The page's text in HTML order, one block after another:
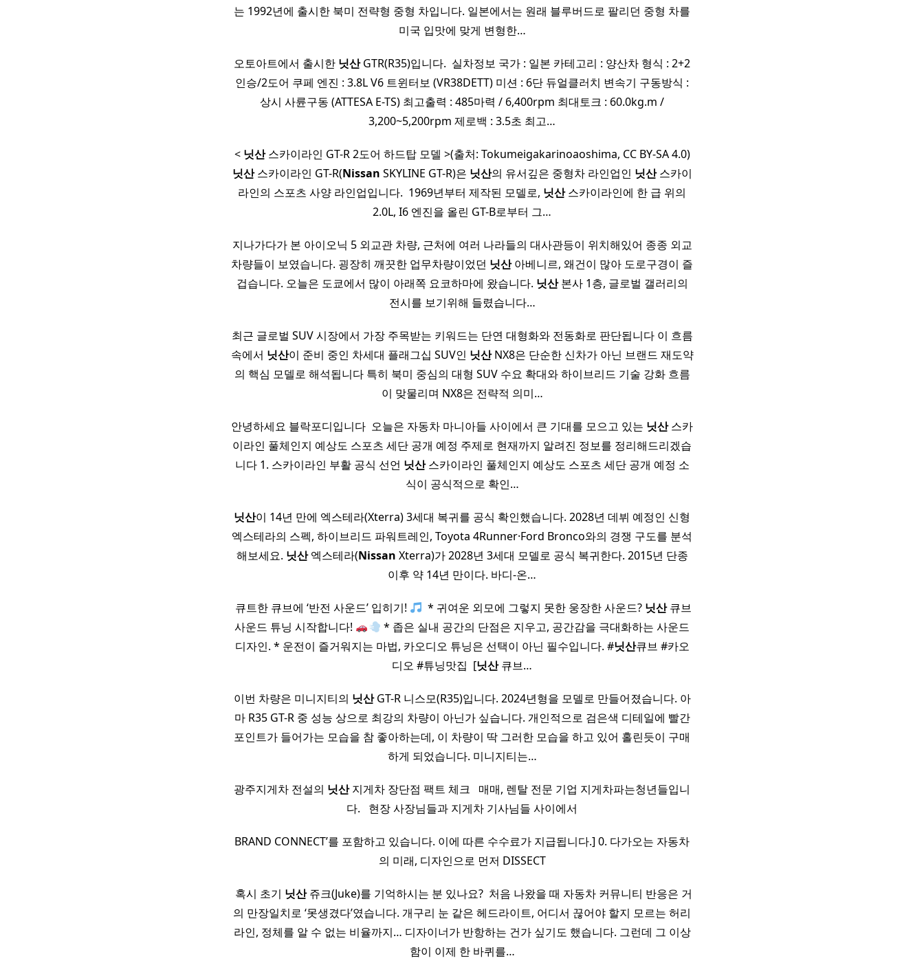
는 1992년에 출시한 북미 전략형 중형 차입니다. 일본에서는 원래 블루버드로 팔리던 중형 차를
미국 입맛에 맞게 변형한…
오토아트에서 출시한 닛산GTR(R35)입니다. ​ 실차정보 국가 : 일본 카테고리 : 양산차 형식 : 2+2
인승/2도어 쿠페 엔진 : 3.8L V6 트윈터보 (VR38DETT) 미션 : 6단 듀얼클러치 변속기 구동방식 :
상시 사륜구동 (ATTESA E-TS) 최고출력 : 485마력 / 6,400rpm 최대토크 : 60.0kg.m /
3,200~5,200rpm 제로백 : 3.5초 최고…
< 닛산스카이라인 GT-R 2도어 하드탑 모델 >(출처: Tokumeigakarinoaoshima, CC BY-SA 4.0)
닛산스카이라인 GT-R(Nissan SKYLINE GT-R)은 닛산의 유서깊은 중형차 라인업인 닛산스카이
라인의 스포츠 사양 라인업입니다. ​ 1969년부터 제작된 모델로, 닛산스카이라인에 한 급 위의
2.0L, I6 엔진을 올린 GT-B로부터 그…
지나가다가 본 아이오닉 5 외교관 차량, 근처에 여러 나라들의 대사관등이 위치해있어 종종 외교
차량들이 보였습니다. 굉장히 깨끗한 업무차량이었던 닛산아베니르, 왜건이 많아 도로구경이 즐
겁습니다. 오늘은 도쿄에서 많이 아래쪽 요코하마에 왔습니다. 닛산본사 1층, 글로벌 갤러리의
전시를 보기위해 들렸습니다…
최근 글로벌 SUV 시장에서 가장 주목받는 키워드는 단연 대형화와 전동화로 판단됩니다 이 흐름
속에서 닛산이 준비 중인 차세대 플래그십 SUV인 닛산NX8은 단순한 신차가 아닌 브랜드 재도약
의 핵심 모델로 해석됩니다 특히 북미 중심의 대형 SUV 수요 확대와 하이브리드 기술 강화 흐름
이 맞물리며 NX8은 전략적 의미…
안녕하세요 블락포디입니다 ​ 오늘은 자동차 마니아들 사이에서 큰 기대를 모으고 있는 닛산스카
이라인 풀체인지 예상도 스포츠 세단 공개 예정 주제로 현재까지 알려진 정보를 정리해드리겠습
니다 1. 스카이라인 부활 공식 선언 닛산스카이라인 풀체인지 예상도 스포츠 세단 공개 예정 소
식이 공식적으로 확인…
닛산이 14년 만에 엑스테라(Xterra) 3세대 복귀를 공식 확인했습니다. 2028년 데뷔 예정인 신형
엑스테라의 스펙, 하이브리드 파워트레인, Toyota 4Runner·Ford Bronco와의 경쟁 구도를 분석
해보세요. 닛산엑스테라(Nissan Xterra)가 2028년 3세대 모델로 공식 복귀한다. 2015년 단종
이후 약 14년 만이다. 바디-온…
​ 큐트한 큐브에 ‘반전 사운드’ 입히기! ​ * 귀여운 외모에 그렇지 못한 웅장한 사운드? 닛산큐브
사운드 튜닝 시작합니다!
* 좁은 실내 공간의 단점은 지우고, 공간감을 극대화하는 사운드
디자인. * 운전이 즐거워지는 마법, 카오디오 튜닝은 선택이 아닌 필수입니다. #닛산큐브 #카오
디오 #튜닝맛집 ​ [닛산큐브…
이번 차량은 미니지티의 닛산GT-R 니스모(R35)입니다. 2024년형을 모델로 만들어졌습니다. 아
마 R35 GT-R 중 성능 상으로 최강의 차량이 아닌가 싶습니다. 개인적으로 검은색 디테일에 빨간
포인트가 들어가는 모습을 참 좋아하는데, 이 차량이 딱 그러한 모습을 하고 있어 홀린듯이 구매
하게 되었습니다. 미니지티는…
광주지게차 전설의 닛산지게차 장단점 팩트 체크 ​ ​ 매매, 렌탈 전문 기업 지게차파는청년들입니
다. ​ ​ 현장 사장님들과 지게차 기사님들 사이에서
BRAND CONNECT’를 포함하고 있습니다. 이에 따른 수수료가 지급됩니다.] 0. 다가오는 자동차
의 미래, 디자인으로 먼저 DISSECT
​ 혹시 초기 닛산쥬크(Juke)를 기억하시는 분 있나요? ​ 처음 나왔을 때 자동차 커뮤니티 반응은 거
의 만장일치로 ‘못생겼다’였습니다. 개구리 눈 같은 헤드라이트, 어디서 끊어야 할지 모르는 허리
라인, 정체를 알 수 없는 비율까지… 디자이너가 반항하는 건가 싶기도 했습니다. 그런데 그 이상
함이 이제 한 바퀴를…